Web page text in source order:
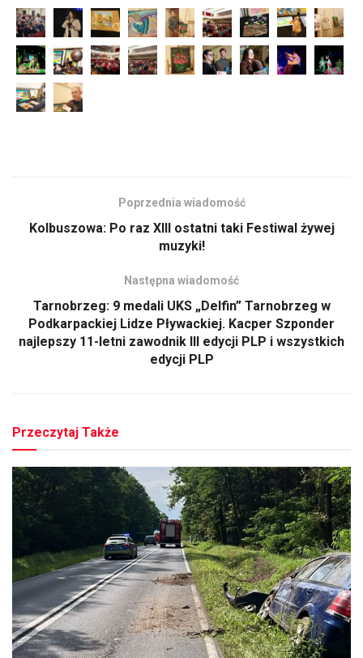
Poprzednia wiadomość
Kolbuszowa: Po raz XIII ostatni taki Festiwal żywej
muzyki!
Następna wiadomość
Tarnobrzeg: 9 medali UKS „Delfin” Tarnobrzeg w
Podkarpackiej Lidze Pływackiej. Kacper Szponder
najlepszy 11-letni zawodnik III edycji PLP i wszystkich
edycji PLP
Przeczytaj Także